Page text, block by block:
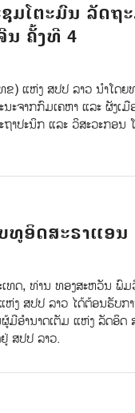
ມໂຕະມົນ ລັດຖ
ນ ຄັ້ງທີ 4
) ແຫ່ງ ສປປ ລາວ ນໍາໂດຍທ່
ຈາກກົມເຄຫາ ແລະ ຜັງເມື
ປະນິກ ແລະ ວິສະວະກອນ
ອິດສະຣາແອນ
ທດ, ທ່ານ ທອງສະຫວັນ ພົ
ງ ສປປ ລາວ ໄດ້ຕ້ອນຮັບກ
ອໍານາດເຕັມ ແຫ່ງ ລັດອິດ
ສປປ ລາວ.